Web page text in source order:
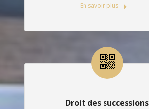
En savoir plus
Droit des successions